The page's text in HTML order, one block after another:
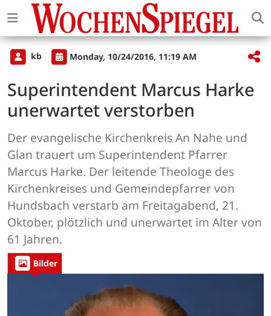
kb Monday, 10/24/2016, 11:19 AM
Superintendent Marcus Harke
unerwartet verstorben
Der evangelische Kirchenkreis An Nahe und
Glan trauert um Superintendent Pfarrer
Marcus Harke. Der leitende Theologe des
Kirchenkreises und Gemeindepfarrer von
Hundsbach verstarb am Freitagabend, 21.
Oktober, plötzlich und unerwartet im Alter von
61 Jahren.
Bilder